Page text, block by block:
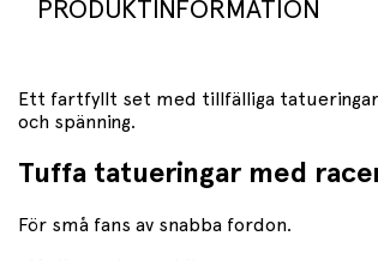
PRODUKTINFORMATION
Ett fartfyllt set med tillfälliga
och spänning.
Tuffa tatueringar med
För små fans av snabba fordon.